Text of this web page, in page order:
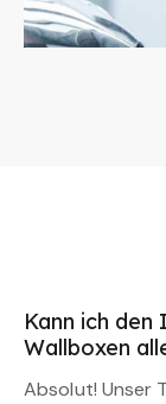
Kann ich
Wallboxen
Absolut! Unser